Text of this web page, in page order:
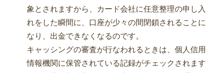
象とされますから、カード会社に任意整理の申し入
れをした瞬間に、口座が少々の間閉鎖されることに
なり、出金できなくなるのです。
キャッシングの審査が行なわれるときは、個人信用
情報機関に保管されている記録がチェックされます